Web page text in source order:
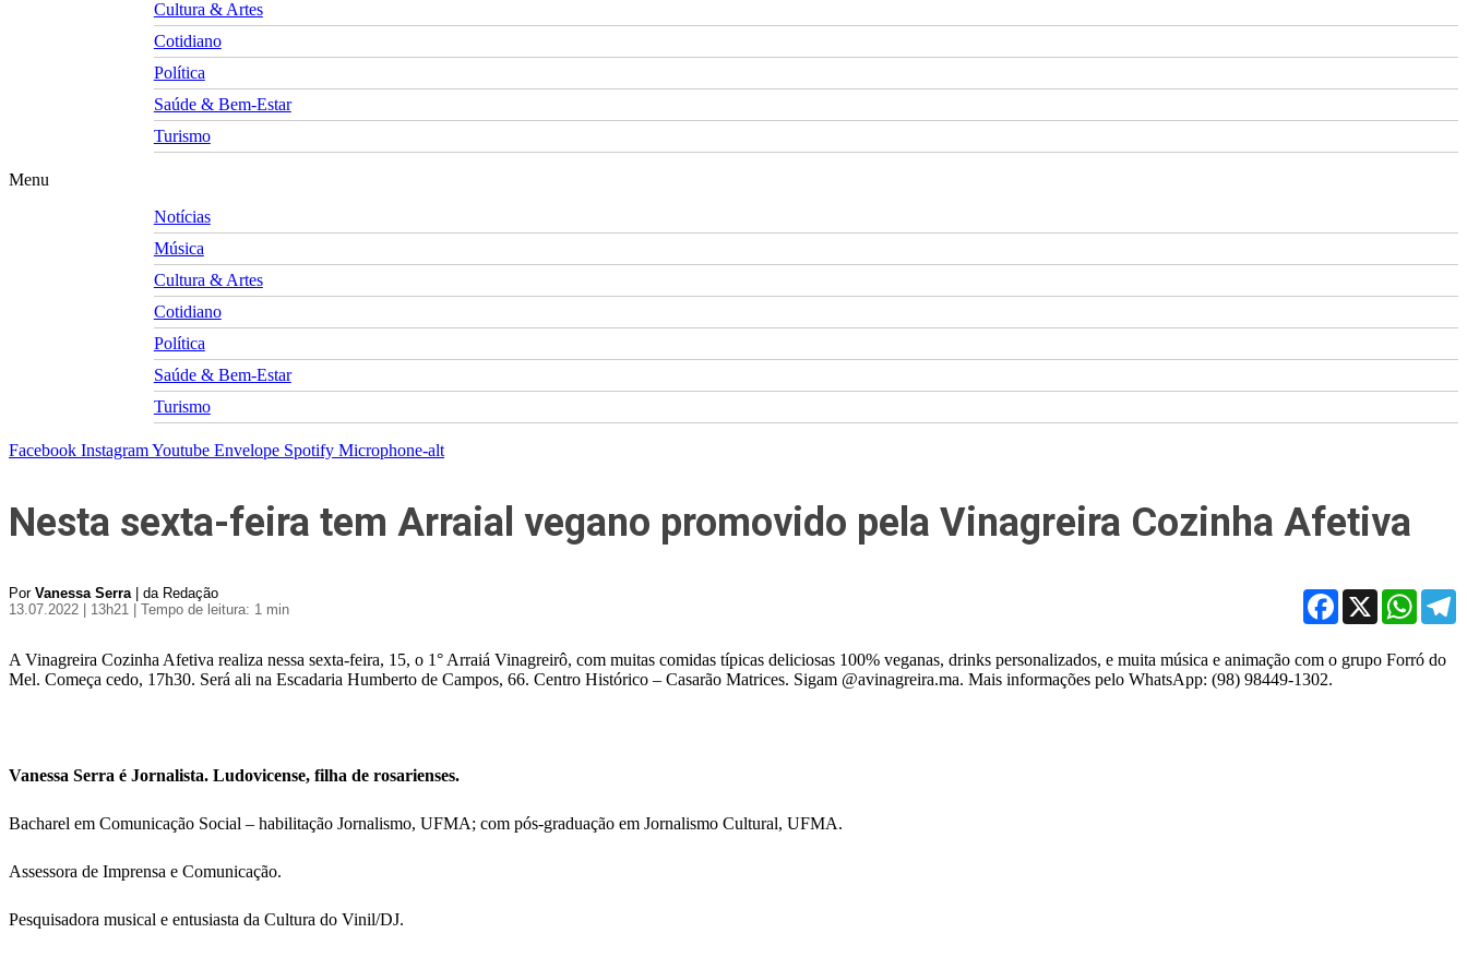
Cultura & Artes
Cotidiano
Política
Saúde & Bem-Estar
Turismo
Menu
Notícias
Música
Cultura & Artes
Cotidiano
Política
Saúde & Bem-Estar
Turismo
Facebook InstagramYoutube Envelope Spotify Microphone-alt
Nesta sexta-feira tem Arraial vegano promovido pela Vinagreira Cozinha Afetiva
Por Vanessa Serra| da Redação
13.07.2022 | 13h21
| Tempo de leitura: 1 min
Facebook
X
A Vinagreira Cozinha Afetiva realiza nessa sexta-feira, 15, o 1° Arraiá Vinagreirô, com muitas comidas típicas deliciosas 100% veganas, drinks personalizados, e muita música e animação com o grupo Forró do
Mel. Começa cedo, 17h30. Será ali na Escadaria Humberto de Campos, 66. Centro Histórico – Casarão Matrices. Sigam @avinagreira.ma. Mais informações pelo WhatsApp: (98) 98449-1302.
Vanessa Serra é Jornalista. Ludovicense, filha de rosarienses.
Bacharel em Comunicação Social – habilitação Jornalismo, UFMA; com pós-graduação em Jornalismo Cultural, UFMA.
Assessora de Imprensa e Comunicação.
Pesquisadora musical e entusiasta da Cultura do Vinil/DJ.